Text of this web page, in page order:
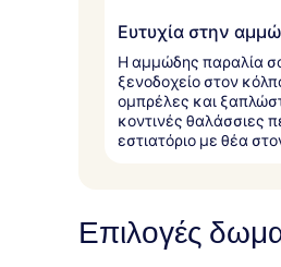
Ευτυχία στην
Η αμμώδης παραλία
ξενοδοχείο στον
ομπρέλες και
κοντινές θαλάσσιες
εστιατόριο με θέα
Επιλογές